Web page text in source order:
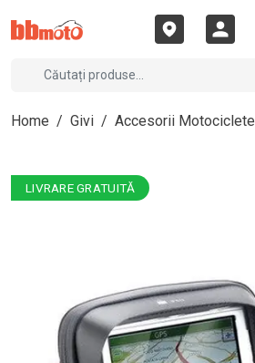
Home / Givi / Accesorii Motociclete
LIVRARE GRATUITĂ